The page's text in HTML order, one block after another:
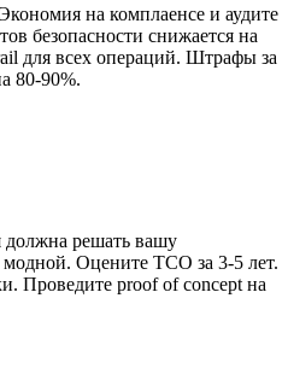
на комплаенсе и аудите
безопасности снижается на
для всех операций. Штрафы за
80-90%.
должна решать вашу
Оцените TCO за 3-5 лет.
Проведите proof of concept на